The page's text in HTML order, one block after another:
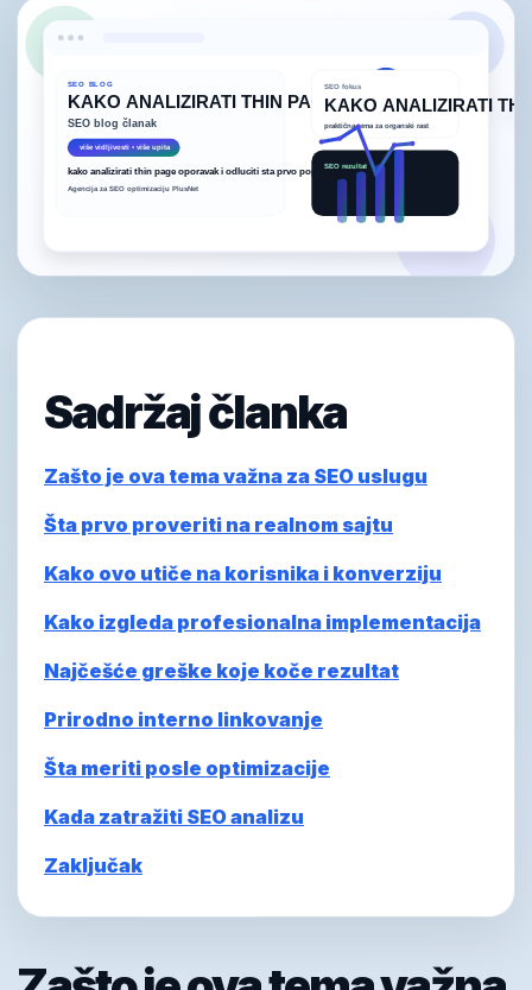
Sadržaj članka
Zašto je ova tema važna za SEO uslugu
Šta prvo proveriti na realnom sajtu
Kako ovo utiče na korisnika i konverziju
Kako izgleda profesionalna implementacija
Najčešće greške koje koče rezultat
Prirodno interno linkovanje
Šta meriti posle optimizacije
Kada zatražiti SEO analizu
Zaključak